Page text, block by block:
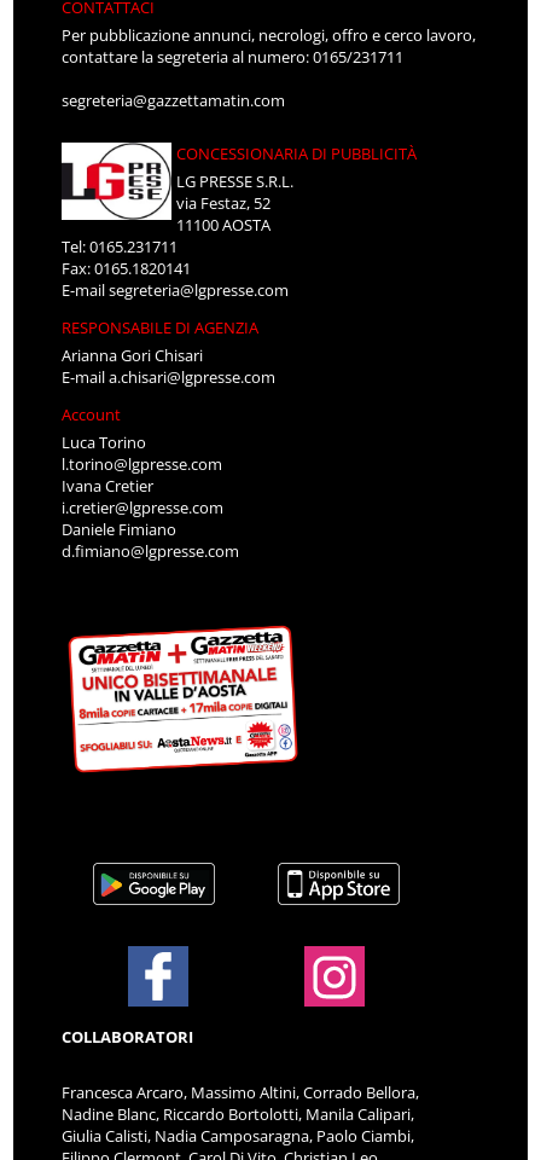
CONTATTACI
Per pubblicazione annunci, necrologi, offro e cerco lavoro,
contattare la segreteria al numero: 0165/231711
segreteria@gazzettamatin.com
CONCESSIONARIA DI PUBBLICITÀ
LG PRESSE S.R.L.
via Festaz, 52
11100 AOSTA
Tel: 0165.231711
Fax: 0165.1820141
E-mailsegreteria@lgpresse.com
RESPONSABILE DI AGENZIA
Arianna Gori Chisari
E-maila.chisari@lgpresse.com
Account
Luca Torino
l.torino@lgpresse.com
Ivana Cretier
i.cretier@lgpresse.com
Daniele Fimiano
d.fimiano@lgpresse.com
COLLABORATORI
Francesca Arcaro, Massimo Altini, Corrado Bellora,
Nadine Blanc, Riccardo Bortolotti, Manila Calipari,
Giulia Calisti, Nadia Camposaragna, Paolo Ciambi,